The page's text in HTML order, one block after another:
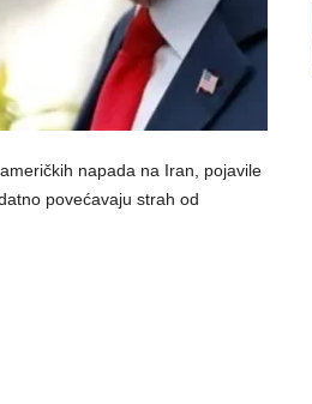
napada na Iran, pojavile
povećavaju strah od